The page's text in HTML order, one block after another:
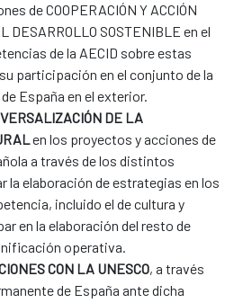
de COOPERACIÓN Y ACCIÓN
DESARROLLO SOSTENIBLE en el
de la AECID sobre estas
participación en el conjunto de la
España en el exterior.
DE LA
en los proyectos y acciones de
a través de los distintos
la elaboración de estrategias en los
incluido el de cultura y
en la elaboración del resto de
operativa.
CON LA UNESCO, a través
de España ante dicha